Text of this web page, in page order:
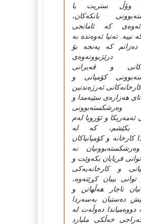
وۆڵ ستریت یا
بانکه‌کان،
که‌ ئامانجی
نییه‌. ته‌نیا ئه‌وه‌نده‌ به‌
که‌ په‌نجه‌ بۆ
درێژبوونه‌وه‌ی
و قه‌یرانی
کۆمپانی و
ئه‌رژه‌ندتین
هه‌زاره‌ی سێیه‌مدا و
وه‌رشکسته‌بوونی
ئه‌مه‌ریکا و ئۆروپا له‌م
بکێشم، که‌ له‌
کارخانه‌ و کۆمپانیاکان
نه‌
فریایان بکه‌وێت و
و کارخانه‌یه‌کی
بییان کڕێته‌وه‌،
ناچار هه‌ڵهاتن و
ده‌ستیان به‌سه‌ردا
دووه‌میاندا ده‌وڵه‌ت له‌
خه‌ڵکی ملیارد